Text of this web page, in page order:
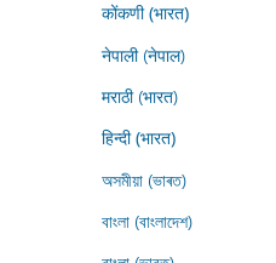
कोंकणी (भारत)
नेपाली (नेपाल)
मराठी (भारत)
हिन्दी (भारत)
অসমীয়া (ভাৰত)
বাংলা (বাংলাদেশ)